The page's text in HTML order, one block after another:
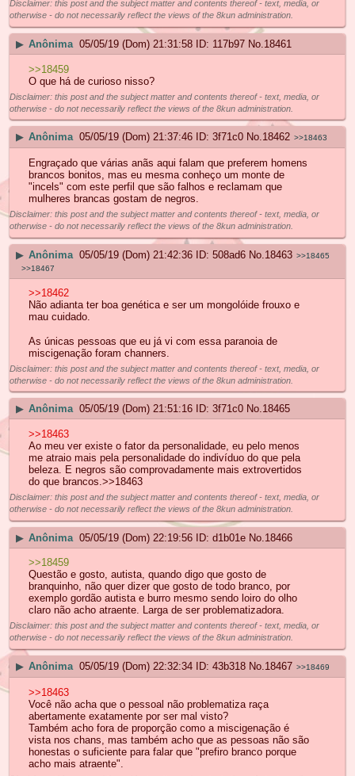
Disclaimer: this post and the subject matter and contents thereof - text, media, or
otherwise - do not necessarily reflect the views of the 8kun administration.
▶ Anônima 05/05/19 (Dom) 21:31:58 117b97 No. 18461
>>18459
O que há de curioso nisso?
Disclaimer: this post and the subject matter and contents thereof - text, media, or
otherwise - do not necessarily reflect the views of the 8kun administration.
▶ Anônima 05/05/19 (Dom) 21:37:46 3f71c0 No.18462 >>18463
Engraçado que várias anãs aqui falam que preferem homens
brancos bonitos, mas eu mesma conheço um monte de
"incels" com este perfil que são falhos e reclamam que
mulheres brancas gostam de negros.
Disclaimer: this post and the subject matter and contents thereof - text, media, or
otherwise - do not necessarily reflect the views of the 8kun administration.
▶ Anônima 05/05/19 (Dom) 21:42:36 508ad6 No. 18463 >>18465
>>18467
>>18462
Não adianta ter boa genética e ser um mongolóide frouxo e
mau cuidado.
As únicas pessoas que eu já vi com essa paranoia de
miscigenação foram channers.
Disclaimer: this post and the subject matter and contents thereof - text, media, or
otherwise - do not necessarily reflect the views of the 8kun administration.
▶ Anônima 05/05/19 (Dom) 21:51:16 3f71c0 No.18465
>>18463
Ao meu ver existe o fator da personalidade, eu pelo menos
me atraio mais pela personalidade do indivíduo do que pela
beleza. E negros são comprovadamente mais extrovertidos
do que brancos.>>18463
Disclaimer: this post and the subject matter and contents thereof - text, media, or
otherwise - do not necessarily reflect the views of the 8kun administration.
▶ Anônima 05/05/19 (Dom) 22:19:56 d1b01e No. 18466
>>18459
Questão e gosto, autista, quando digo que gosto de
branquinho, não quer dizer que gosto de todo branco, por
exemplo gordão autista e burro mesmo sendo loiro do olho
claro não acho atraente. Larga de ser problematizadora.
Disclaimer: this post and the subject matter and contents thereof - text, media, or
otherwise - do not necessarily reflect the views of the 8kun administration.
▶ Anônima 05/05/19 (Dom) 22:32:34 43b318 No.18467 >>18469
>>18463
Você não acha que o pessoal não problematiza raça
abertamente exatamente por ser mal visto?
Também acho fora de proporção como a miscigenação é
vista nos chans, mas também acho que as pessoas não são
honestas o suficiente para falar que "prefiro branco porque
acho mais atraente".